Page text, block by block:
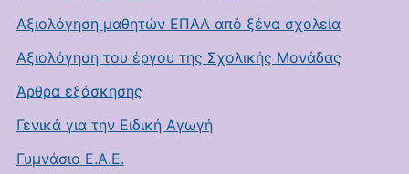
Αξιολόγηση μαθητών ΕΠΑΛ από ξένα σχολεία
Αξιολόγηση του έργου της Σχολικής Μονάδας
Άρθρα εξάσκησης
Γενικά για την Ειδική Αγωγή
Γυμνάσιο Ε.Α.Ε.